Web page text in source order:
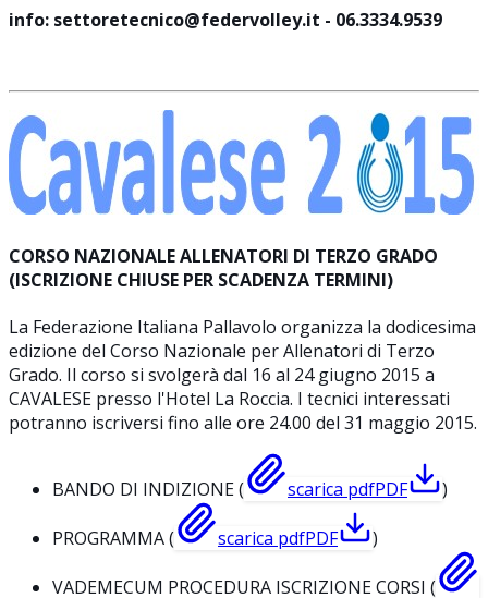
info: settoretecnico@federvolley.it - 06.3334.9539
CORSO NAZIONALE ALLENATORI DI TERZO GRADO
(ISCRIZIONE CHIUSE PER SCADENZA TERMINI)
La Federazione Italiana Pallavolo organizza la dodicesima
edizione del Corso Nazionale per Allenatori di Terzo
Grado. Il corso si svolgerà dal 16 al 24 giugno 2015 a
CAVALESE presso l'Hotel La Roccia. I tecnici interessati
potranno iscriversi fino alle ore 24.00 del 31 maggio 2015.
BANDO DI INDIZIONE ( scarica pdfPDF )
PROGRAMMA ( scarica pdfPDF )
VADEMECUM PROCEDURA ISCRIZIONE CORSI (